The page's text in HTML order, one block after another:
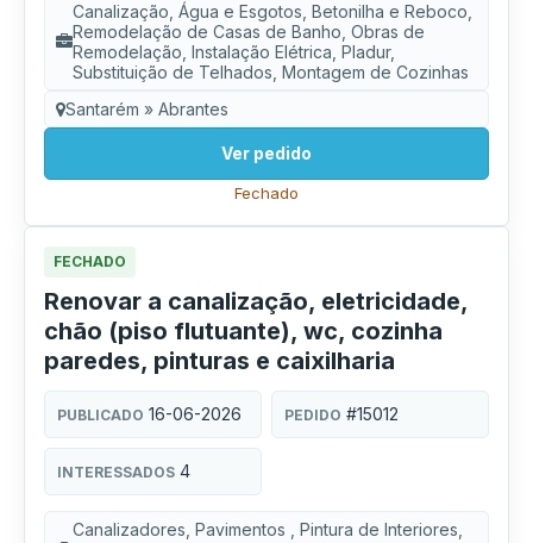
Canalização, Água e Esgotos, Betonilha e Reboco,
Remodelação de Casas de Banho, Obras de
Remodelação, Instalação Elétrica, Pladur,
Substituição de Telhados, Montagem de Cozinhas
Santarém » Abrantes
Ver pedido
Fechado
FECHADO
Renovar a canalização, eletricidade,
chão (piso flutuante), wc, cozinha
paredes, pinturas e caixilharia
PUBLICADO 16-06-2026 PEDIDO #15012
INTERESSADOS 4
Canalizadores, Pavimentos , Pintura de Interiores,